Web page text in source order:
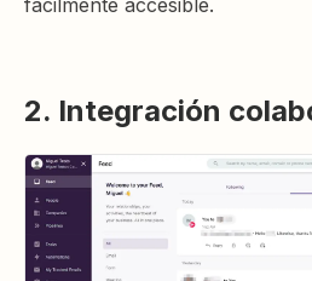
fácilmente accesible.
2. Integración